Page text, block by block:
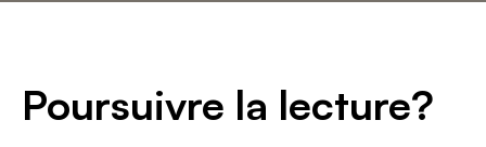
Poursuivre la lecture?
J'accepte les termes et conditions etla politique de confidentialité